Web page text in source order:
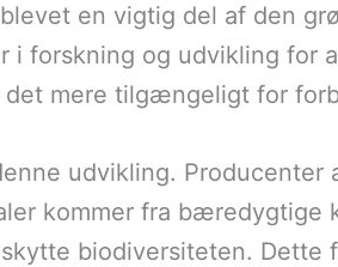
en vigtig del af den
i forskning og udvikling for
mere tilgængeligt for
udvikling.
kommer fra bæredygtige
biodiversiteten. Dette